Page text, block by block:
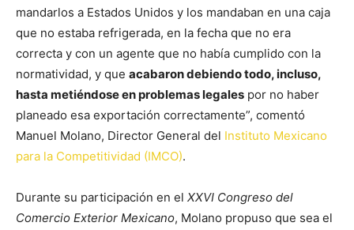
mandarlos a Estados Unidos y los mandaban en una caja
que no estaba refrigerada, en la fecha que no era
correcta y con un agente que no había cumplido con la
normatividad, y que acabaron debiendo todo, incluso,
hasta metiéndose en problemas legales por no haber
planeado esa exportación correctamente”, comentó
Manuel Molano, Director General del Instituto Mexicano
para la Competitividad (IMCO).
Durante su participación en el XXVI Congreso del
Comercio Exterior Mexicano, Molano propuso que sea el